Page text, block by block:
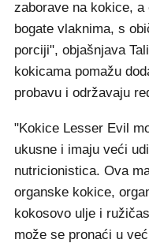
zaborave na kokice, a
bogate vlaknima, s
porciji", objašnjava
kokicama pomažu
probavu i održavaju
"Kokice Lesser Evil
ukusne i imaju veći
nutricionistica. Ova
organske kokice,
kokosovo ulje i
može se pronaći u